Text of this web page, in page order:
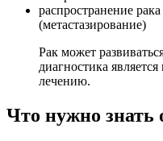
распространение
(метастазирование)
Рак может
диагностика
лечению.
Что нужно знать